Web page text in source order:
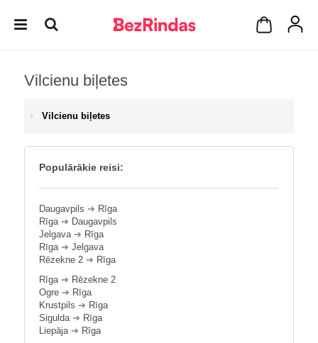
Vilcienu biļetes
Vilcienu biļetes
Populārākie reisi:
Daugavpils ➔ Rīga
Rīga➔ Daugavpils
Jelgava➔ Rīga
Rīga➔ Jelgava
Rēzekne 2 ➔ Rīga
Rīga➔ Rēzekne 2
Ogre ➔ Rīga
Krustpils ➔ Rīga
Sigulda➔ Rīga
Liepāja➔ Rīga